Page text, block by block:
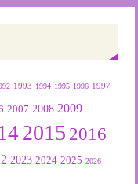
1993 1994 1995 1996 1997
2007 2008 2009
2015 2016
2023 2024 2025 2026